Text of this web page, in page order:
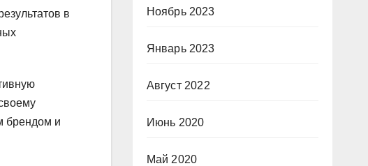
в
брендом и
Ноябрь 2023
Январь 2023
Август 2022
Июнь 2020
Май 2020